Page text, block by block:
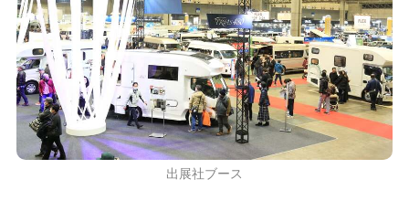
出展社ブース